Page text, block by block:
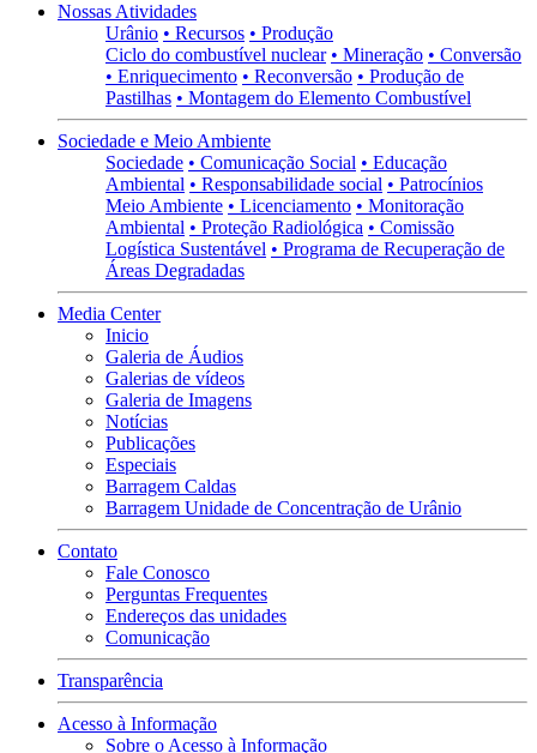
Nossas Atividades
Urânio • Recursos • Produção
Ciclo do combustível nuclear • Mineração • Conversão
• Enriquecimento • Reconversão • Produção de
Pastilhas • Montagem do Elemento Combustível
Sociedade e Meio Ambiente
Sociedade • Comunicação Social • Educação
Ambiental • Responsabilidade social • Patrocínios
Meio Ambiente • Licenciamento • Monitoração
Ambiental • Proteção Radiológica • Comissão
Logística Sustentável • Programa de Recuperação de
Áreas Degradadas
Media Center
Inicio
Galeria de Áudios
Galerias de vídeos
Galeria de Imagens
Notícias
Publicações
Especiais
Barragem Caldas
Barragem Unidade de Concentração de Urânio
Contato
Fale Conosco
Perguntas Frequentes
Endereços das unidades
Comunicação
Transparência
Acesso à Informação
Sobre o Acesso à Informação